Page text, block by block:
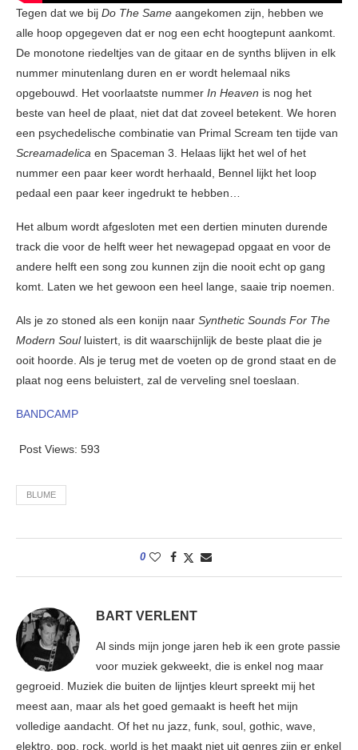
Tegen dat we bij Do The Same aangekomen zijn, hebben we
alle hoop opgegeven dat er nog een echt hoogtepunt aankomt.
De monotone riedeltjes van de gitaar en de synths blijven in elk
nummer minutenlang duren en er wordt helemaal niks
opgebouwd. Het voorlaatste nummer In Heaven is nog het
beste van heel de plaat, niet dat dat zoveel betekent. We horen
een psychedelische combinatie van Primal Scream ten tijde van
Screamadelica en Spaceman 3. Helaas lijkt het wel of het
nummer een paar keer wordt herhaald, Bennel lijkt het loop
pedaal een paar keer ingedrukt te hebben…
Het album wordt afgesloten met een dertien minuten durende
track die voor de helft weer het newagepad opgaat en voor de
andere helft een song zou kunnen zijn die nooit echt op gang
komt. Laten we het gewoon een heel lange, saaie trip noemen.
Als je zo stoned als een konijn naar Synthetic Sounds For The
Modern Soulluistert, is dit waarschijnlijk de beste plaat die je
ooit hoorde. Als je terug met de voeten op de grond staat en de
plaat nog eens beluistert, zal de verveling snel toeslaan.
BANDCAMP
Post Views: 593
BLUME
0
BART VERLENT
Al sinds mijn jonge jaren heb ik een grote passie
voor muziek gekweekt, die is enkel nog maar
gegroeid. Muziek die buiten de lijntjes kleurt spreekt mij het
meest aan, maar als het goed gemaakt is heeft het mijn
volledige aandacht. Of het nu jazz, funk, soul, gothic, wave,
elektro, pop, rock, world is het maakt niet uit genres zijn er enkel